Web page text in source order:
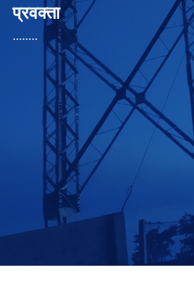
प्रवक्ता
........